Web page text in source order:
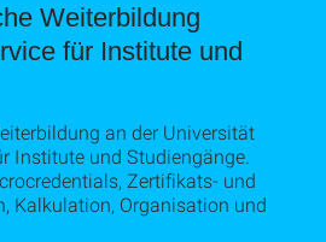
Weiterbildung
für Institute und
an der Universität
Institute und Studiengänge.
Zertifikats- und
Kalkulation, Organisation und